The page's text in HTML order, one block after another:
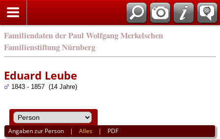
Familiendaten der Paul Wolfgang Merkelschen
Familienstiftung Nürnberg
Eduard Leube
1843 - 1857 (14 Jahre)
Angaben zur Person |Alles | PDF